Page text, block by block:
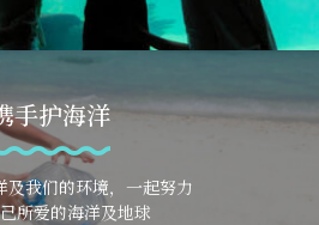
手护海洋
及我们的环境，一起努力
所爱的海洋及地球